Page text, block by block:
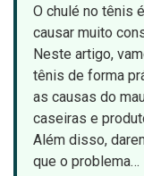
O chulé no tênis
causar muito
Neste artigo,
tênis de forma
as causas do
caseiras e
Além disso,
que o problema…